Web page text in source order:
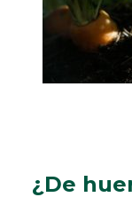
¿De